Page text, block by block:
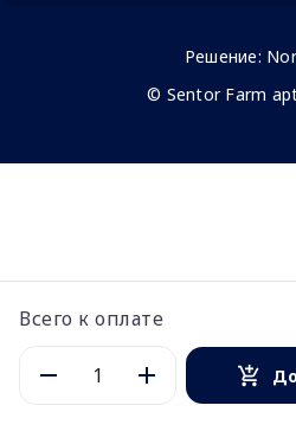
Всего к оплате
Решение:
© Sentor Farm